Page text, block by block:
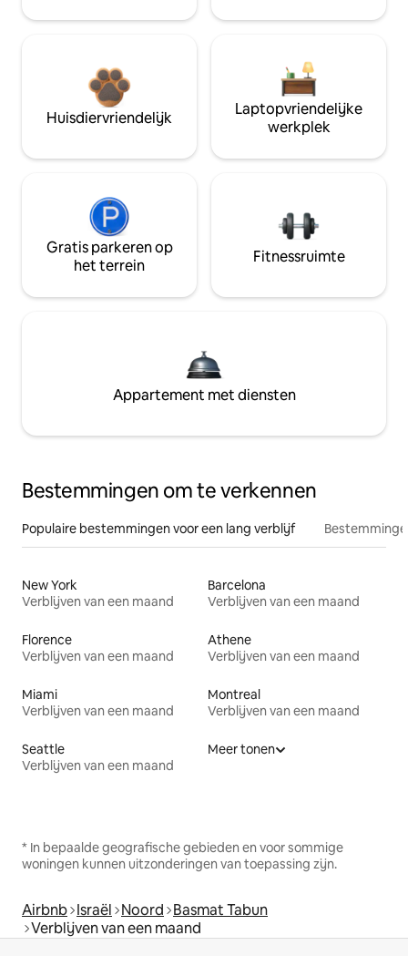
Huisdiervriendelijk
Laptopvriendelijke
werkplek
Gratis parkeren op
het terrein
Fitnessruimte
Appartement met diensten
Bestemmingen om te verkennen
Populaire bestemmingen voor een lang verblijf
New York
Verblijven van een maand
Barcelona
Verblijven van een maand
Florence
Verblijven van een maand
Athene
Verblijven van een maand
Miami
Verblijven van een maand
Montreal
Verblijven van een maand
Seattle
Verblijven van een maand
Meer tonen
* In bepaalde geografische gebieden en voor sommige
woningen kunnen uitzonderingen van toepassing zijn.
Airbnb Israël Noord Basmat Tabun
Verblijven van een maand